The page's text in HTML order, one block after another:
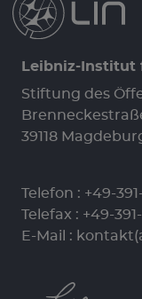
Leibniz-Institut
Stiftung des
39118
Telefon : +49-
Telefax : +49-
E-Mail :